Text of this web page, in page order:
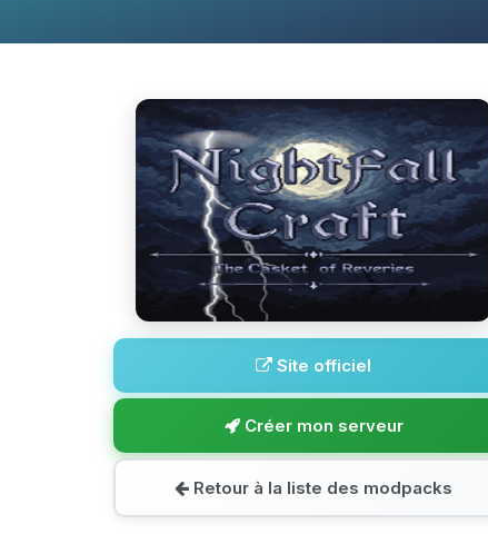
Site officiel
Créer mon serveur
Retour à la liste des modpacks